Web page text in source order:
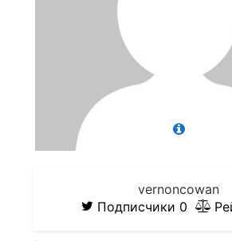
vernoncowan
Подписчики 0